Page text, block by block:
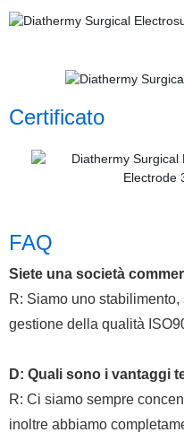
Certificato
FAQ
Siete una società
R: Siamo uno
gestione della qualità
D: Quali sono i vantaggi
R: Ci siamo sempre
inoltre abbiamo